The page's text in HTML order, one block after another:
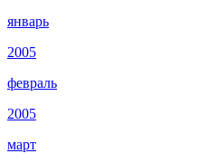
январь
2005
февраль
2005
март